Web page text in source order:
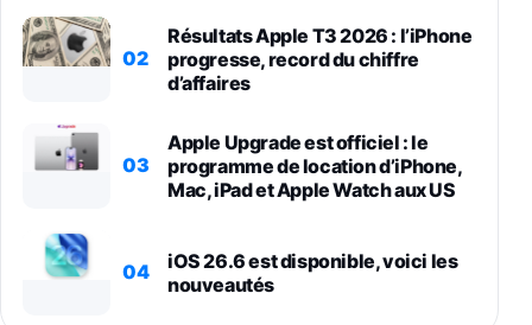
02
Résultats Apple T3 2026 : l’iPhone
progresse, record du chiffre
d’affaires
03
Apple Upgrade est officiel : le
programme de location d’iPhone,
Mac, iPad et Apple Watch aux US
04
iOS 26.6 est disponible, voici les
nouveautés